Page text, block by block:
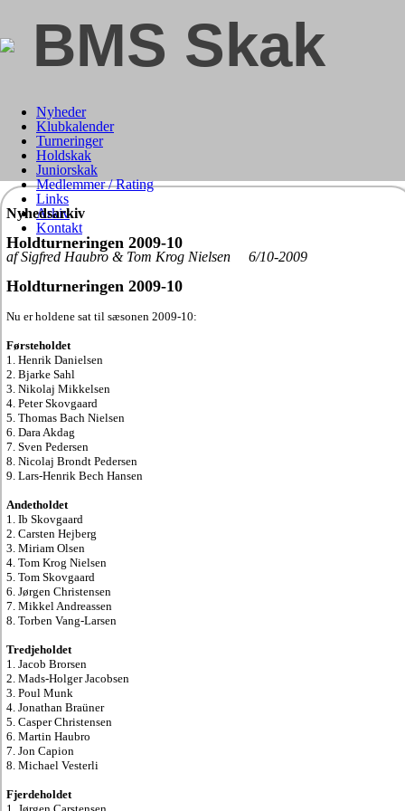
BMS Skak
Nyheder
Klubkalender
Turneringer
Holdskak
Juniorskak
Medlemmer / Rating
Links
Arkiv
Kontakt
Nyhedsarkiv
Holdturneringen 2009-10
af Sigfred Haubro & Tom Krog Nielsen 6/10-2009
Holdturneringen 2009-10
Nu er holdene sat til sæsonen 2009-10:
Førsteholdet
1. Henrik Danielsen
2. Bjarke Sahl
3. Nikolaj Mikkelsen
4. Peter Skovgaard
5. Thomas Bach Nielsen
6. Dara Akdag
7. Sven Pedersen
8. Nicolaj Brondt Pedersen
9. Lars-Henrik Bech Hansen
Andetholdet
1. Ib Skovgaard
2. Carsten Hejberg
3. Miriam Olsen
4. Tom Krog Nielsen
5. Tom Skovgaard
6. Jørgen Christensen
7. Mikkel Andreassen
8. Torben Vang-Larsen
Tredjeholdet
1. Jacob Brorsen
2. Mads-Holger Jacobsen
3. Poul Munk
4. Jonathan Braüner
5. Casper Christensen
6. Martin Haubro
7. Jon Capion
8. Michael Vesterli
Fjerdeholdet